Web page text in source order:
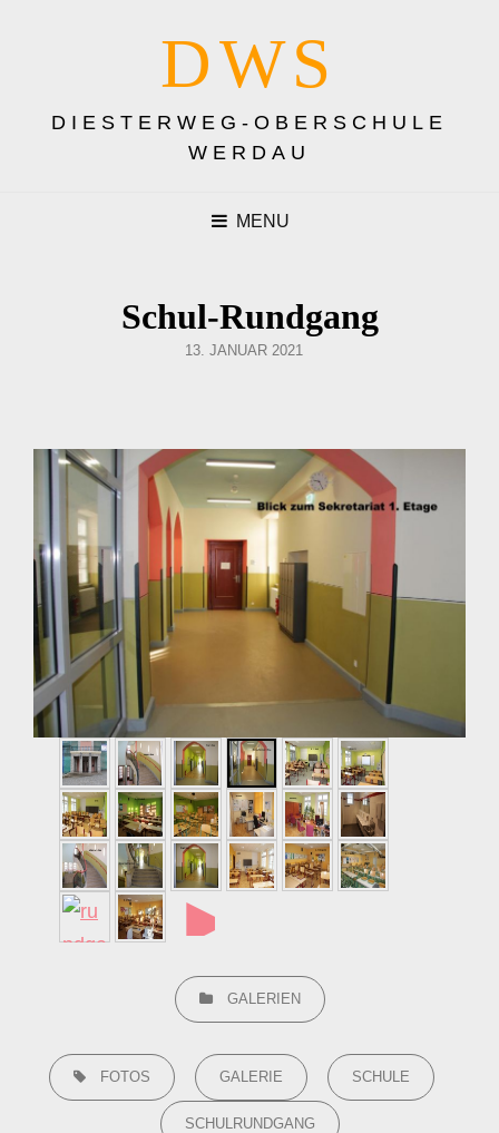
DWS
DIESTERWEG-OBERSCHULE
WERDAU
MENU
Schul-Rundgang
POSTED
13. JANUAR 2021
►
CATEGORIES
GALERIEN
TAGS,
FOTOS GALERIE SCHULE
SCHULRUNDGANG